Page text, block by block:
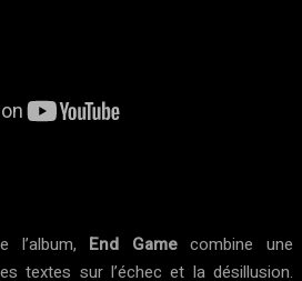
l’album, End Gamecombine une
textes sur l’échec et la désillusion.